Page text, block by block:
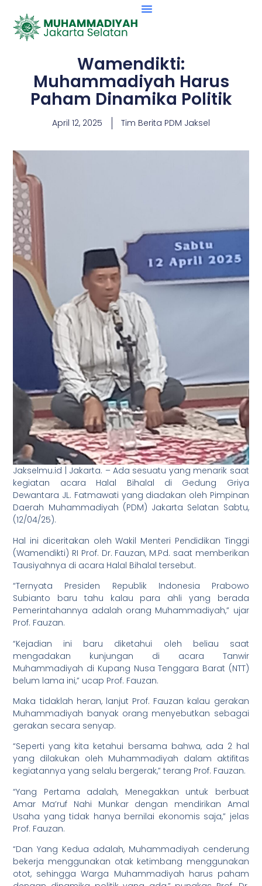
Wamendikti:
Muhammadiyah Harus
Paham Dinamika Politik
April 12, 2025 Tim Berita PDM Jaksel
Jakselmu.id | Jakarta. – Ada sesuatu yang menarik saat
kegiatan acara Halal Bihalal di Gedung Griya
Dewantara JL. Fatmawati yang diadakan oleh Pimpinan
Daerah Muhammadiyah (PDM) Jakarta Selatan Sabtu,
(12/04/25).
Hal ini diceritakan oleh Wakil Menteri Pendidikan Tinggi
(Wamendikti) RI Prof. Dr. Fauzan, M.Pd. saat memberikan
Tausiyahnya di acara Halal Bihalal tersebut.
“Ternyata Presiden Republik Indonesia Prabowo
Subianto baru tahu kalau para ahli yang berada
Pemerintahannya adalah orang Muhammadiyah,” ujar
Prof. Fauzan.
“Kejadian ini baru diketahui oleh beliau saat
mengadakan kunjungan di acara Tanwir
Muhammadiyah di Kupang Nusa Tenggara Barat (NTT)
belum lama ini,” ucap Prof. Fauzan.
Maka tidaklah heran, lanjut Prof. Fauzan kalau gerakan
Muhammadiyah banyak orang menyebutkan sebagai
gerakan secara senyap.
“Seperti yang kita ketahui bersama bahwa, ada 2 hal
yang dilakukan oleh Muhammadiyah dalam aktifitas
kegiatannya yang selalu bergerak,” terang Prof. Fauzan.
“Yang Pertama adalah, Menegakkan untuk berbuat
Amar Ma’ruf Nahi Munkar dengan mendirikan Amal
Usaha yang tidak hanya bernilai ekonomis saja,” jelas
Prof. Fauzan.
“Dan Yang Kedua adalah, Muhammadiyah cenderung
bekerja menggunakan otak ketimbang menggunakan
otot, sehingga Warga Muhammadiyah harus paham